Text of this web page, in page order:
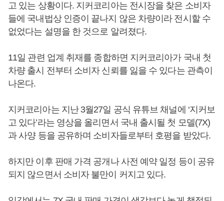
고 있는 상황이다. 지커코리아는 전시장을 찾은 소비자
들에 국내법상 인증이 끝나지 않은 차량이라 전시할 수
없었다는 설명을 한 것으로 알려졌다.
11일 관련 업계 취재를 종합하면 지커코리아가 국내 첫
차량 출시 전부터 소비자 신뢰를 잃을 수 있다는 관측이
나온다.
지커코리아는 지난 3월27일 공식 유튜브 채널에 ‘지커보
고 있다’라는 영상을 올리면서 국내 출시될 첫 모델(7X)
과 사양 등을 공유하며 소비자들로부터 호평을 받았다.
하지만 이후 판매 가격 공개나 사전 예약 일정 등이 공유
되지 않으면서 소비자 불만이 커지고 있다.